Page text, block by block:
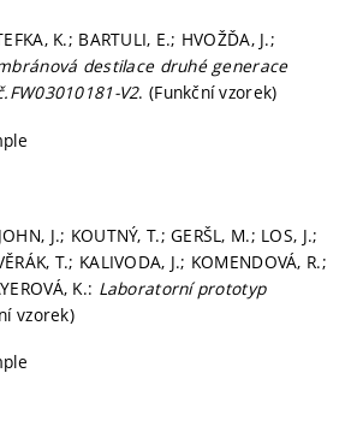
K.; BARTULI, E.; HVOŽĎA, J.;
destilace druhé generace
V2. (Funkční vzorek)
J.; KOUTNÝ, T.; GERŠL, M.; LOS, J.;
T.; KALIVODA, J.; KOMENDOVÁ, R.;
K.: Laboratorní prototyp
vzorek)